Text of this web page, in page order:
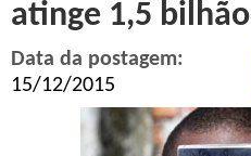
atinge 1,5 bilhão
Data da postagem:
15/12/2015